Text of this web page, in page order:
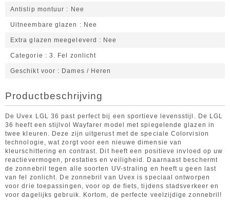
Antislip montuur Nee
Uitneembare glazen Nee
Extra glazen meegeleverd Nee
Categorie 3. Fel zonlicht
Geschikt voor Dames / Heren
Productbeschrijving
De Uvex LGL 36 past perfect bij een sportieve levensstijl. De LGL
36 heeft een stijlvol Wayfarer model met spiegelende glazen in
twee kleuren. Deze zijn uitgerust met de speciale Colorvision
technologie, wat zorgt voor een nieuwe dimensie van
kleurschittering en contrast. Dit heeft een positieve invloed op uw
reactievermogen, prestaties en veiligheid. Daarnaast beschermt
de zonnebril tegen alle soorten UV-straling en heeft u geen last
van fel zonlicht. De zonnebril van Uvex is speciaal ontworpen
voor drie toepassingen, voor op de fiets, tijdens stadsverkeer en
voor dagelijks gebruik. Kortom, de perfecte veelzijdige zonnebril!